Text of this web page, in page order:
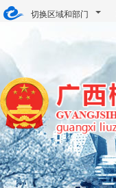
切换区域和部门